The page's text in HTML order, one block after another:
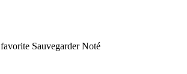
favorite Sauvegarder Noté